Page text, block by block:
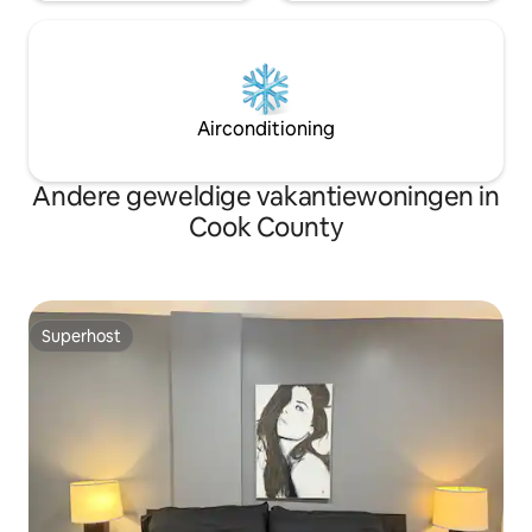
Airconditioning
Andere geweldige vakantiewoningen in
Cook County
Superhost
Superhost